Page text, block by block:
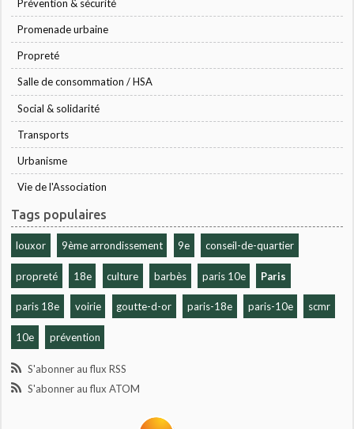
Prévention & sécurité
Promenade urbaine
Propreté
Salle de consommation / HSA
Social & solidarité
Transports
Urbanisme
Vie de l'Association
Tags populaires
louxor 9ème arrondissement 9e conseil-de-quartier
propreté 18e culture barbès paris 10e Paris
paris 18e voirie goutte-d-or paris-18e paris-10e scmr
10e prévention
S'abonner au flux RSS
S'abonner au flux ATOM